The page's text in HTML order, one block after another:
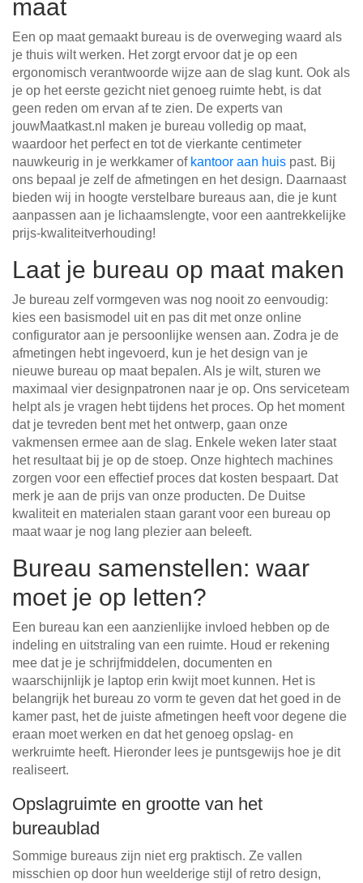
maat
Een op maat gemaakt bureau is de overweging waard als
je thuis wilt werken. Het zorgt ervoor dat je op een
ergonomisch verantwoorde wijze aan de slag kunt. Ook als
je op het eerste gezicht niet genoeg ruimte hebt, is dat
geen reden om ervan af te zien. De experts van
jouwMaatkast.nl maken je bureau volledig op maat,
waardoor het perfect en tot de vierkante centimeter
nauwkeurig in je werkkamer of kantoor aan huis past. Bij
ons bepaal je zelf de afmetingen en het design. Daarnaast
bieden wij in hoogte verstelbare bureaus aan, die je kunt
aanpassen aan je lichaamslengte, voor een aantrekkelijke
prijs-kwaliteitverhouding!
Laat je bureau op maat maken
Je bureau zelf vormgeven was nog nooit zo eenvoudig:
kies een basismodel uit en pas dit met onze online
configurator aan je persoonlijke wensen aan. Zodra je de
afmetingen hebt ingevoerd, kun je het design van je
nieuwe bureau op maat bepalen. Als je wilt, sturen we
maximaal vier designpatronen naar je op. Ons serviceteam
helpt als je vragen hebt tijdens het proces. Op het moment
dat je tevreden bent met het ontwerp, gaan onze
vakmensen ermee aan de slag. Enkele weken later staat
het resultaat bij je op de stoep. Onze hightech machines
zorgen voor een effectief proces dat kosten bespaart. Dat
merk je aan de prijs van onze producten. De Duitse
kwaliteit en materialen staan garant voor een bureau op
maat waar je nog lang plezier aan beleeft.
Bureau samenstellen: waar
moet je op letten?
Een bureau kan een aanzienlijke invloed hebben op de
indeling en uitstraling van een ruimte. Houd er rekening
mee dat je je schrijfmiddelen, documenten en
waarschijnlijk je laptop erin kwijt moet kunnen. Het is
belangrijk het bureau zo vorm te geven dat het goed in de
kamer past, het de juiste afmetingen heeft voor degene die
eraan moet werken en dat het genoeg opslag- en
werkruimte heeft. Hieronder lees je puntsgewijs hoe je dit
realiseert.
Opslagruimte en grootte van het
bureaublad
Sommige bureaus zijn niet erg praktisch. Ze vallen
misschien op door hun weelderige stijl of retro design,